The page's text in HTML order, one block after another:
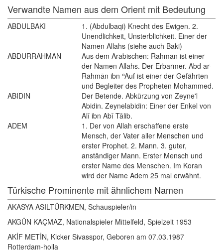
Verwandte Namen aus dem Orient mit Bedeutung
ABDULBAKI
1. (Abdulbaqi) Knecht des Ewigen. 2.
Unendlichkeit, Unsterblichkeit. Einer der
Namen Allahs (siehe auch Baki)
ABDURRAHMAN
Aus dem Arabischen: Rahman ist einer
der Namen Allahs. Der Erbarmer. Abd ar-
Rahmān ibn ʿAuf ist einer der Gefährten
und Begleiter des Propheten Mohammed.
ABIDIN
Der Betende. Abkürzung von Zeyne'l
Abidin. Zeynelabidin: Einer der Enkel von
Alī ibn Abī Tālib.
ADEM
1. Der von Allah erschaffene erste
Mensch, der Vater aller Menschen und
erster Prophet. 2. Mann. 3. guter,
anständiger Mann. Erster Mensch und
erster Name des Menschen. Im Koran
wird der Name Adem 25 mal erwähnt.
Türkische Prominente mit ähnlichem Namen
AKASYA ASILTÜRKMEN, Schauspieler/in
AKGÜN KAÇMAZ, Nationalspieler Mittelfeld, Spielzeit 1953
AKİF METİN, Kicker Sivasspor, Geboren am 07.03.1987
Rotterdam-holla